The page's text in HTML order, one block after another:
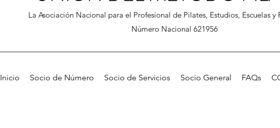
La Asociación Nacional para el Profesional de Pilates, Estudios, Escuelas y
Número Nacional 621956
Inicio Socio de Número Socio de Servicios Socio General FAQs